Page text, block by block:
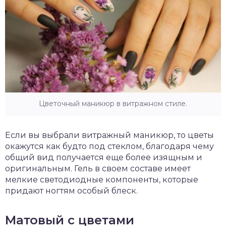
Цветочный маникюр в витражном стиле.
Если вы выбрали витражный маникюр, то цветы
окажутся как будто под стеклом, благодаря чему
общий вид получается еще более изящным и
оригинальным. Гель в своем составе имеет
мелкие светодиодные компоненты, которые
придают ногтям особый блеск.
Матовый с цветами